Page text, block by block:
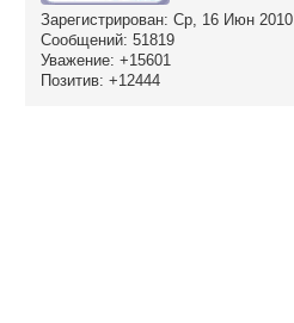
Зарегистрирован: Ср, 16 Июн 2010
Сообщений: 51819
Уважение: +15601
Позитив: +12444